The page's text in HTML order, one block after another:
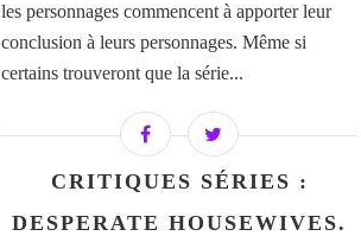
les personnages commencent à apporter leur
conclusion à leurs personnages. Même si
certains trouveront que la série...
CRITIQUES SÉRIES :
DESPERATE HOUSEWIVES.